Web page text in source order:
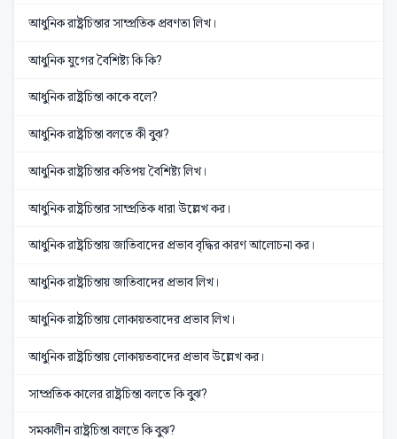
আধুনিক রাষ্ট্রচিন্তার সাম্প্রতিক প্রবণতা লিখ।
আধুনিক যুগের বৈশিষ্ট্য কি কি?
আধুনিক রাষ্ট্রচিন্তা কাকে বলে?
আধুনিক রাষ্ট্রচিন্তা বলতে কী বুঝ?
আধুনিক রাষ্ট্রচিন্তার কতিপয় বৈশিষ্ট্য লিখ।
আধুনিক রাষ্ট্রচিন্তার সাম্প্রতিক ধারা উল্লেখ কর।
আধুনিক রাষ্ট্রচিন্তায় জাতিবাদের প্রভাব বৃদ্ধির কারণ আলোচনা কর।
আধুনিক রাষ্ট্রচিন্তায় জাতিবাদের প্রভাব লিখ।
আধুনিক রাষ্ট্রচিন্তায় লোকায়তবাদের প্রভাব লিখ।
আধুনিক রাষ্ট্রচিন্তায় লোকায়তবাদের প্রভাব উল্লেখ কর।
সাম্প্রতিক কালের রাষ্ট্রচিন্তা বলতে কি বুঝ?
সমকালীন রাষ্ট্রচিন্তা বলতে কি বুঝ?